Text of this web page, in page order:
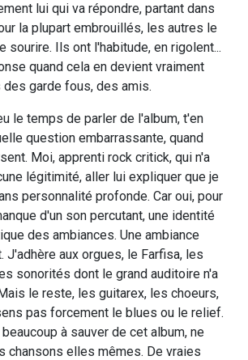
lui qui va répondre, partant dans
la plupart embrouillés, les autres le
sourire. Ils ont l'habitude, en rigolent...
quand cela en devient vraiment
garde fous, des amis.
le temps de parler de l'album, t'en
question embarrassante, quand
Moi, apprenti rock critick, qui n'a
légitimité, aller lui expliquer que je
personnalité profonde. Car oui, pour
d'un son percutant, une identité
des ambiances. Une ambiance
J'adhère aux orgues, le Farfisa, les
sonorités dont le grand auditoire n'a
le reste, les guitarex, les choeurs,
pas forcement le blues ou le relief.
à sauver de cet album, ne
chansons elles mêmes. De vraies